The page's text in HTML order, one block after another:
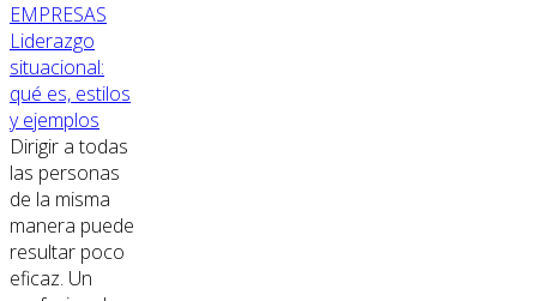
EMPRESAS
Liderazgo
situacional:
qué es, estilos
y ejemplos
Dirigir a todas
las personas
de la misma
manera puede
resultar poco
eficaz. Un